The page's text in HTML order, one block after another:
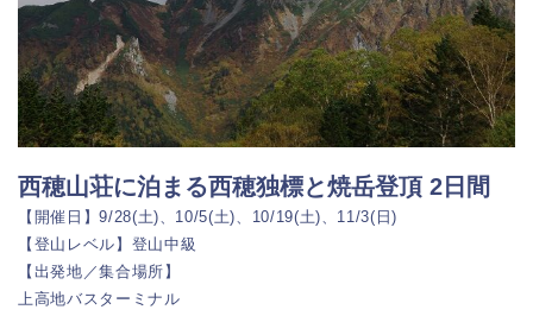
西穂山荘に泊まる西穂独標と焼岳登頂 2日間
【開催日】9/28(土)、10/5(土)、10/19(土)、11/3(日)
【登山レベル】登山中級
【出発地／集合場所】
上高地バスターミナル